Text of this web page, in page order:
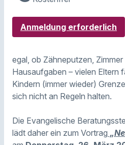
Anmeldung erforderlich
egal, ob Zähneputzen,
Hausaufgaben – vielen Eltern
Kindern (immer wieder)
sich nicht an Regeln halten.
Die Evangelische
lädt daher ein zum Vortrag